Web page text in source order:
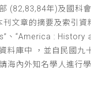
(82,83,84年)及國科
文章的摘要及索引資
、“America : History
料庫中 ，並自民國九
海內外知名學人進行